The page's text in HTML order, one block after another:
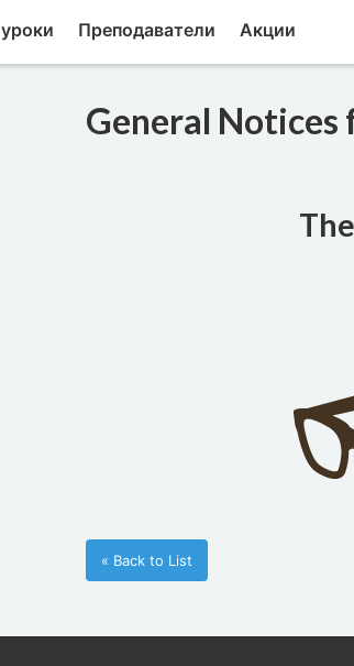
уроки Преподаватели Акции
General Notices
« Back to List